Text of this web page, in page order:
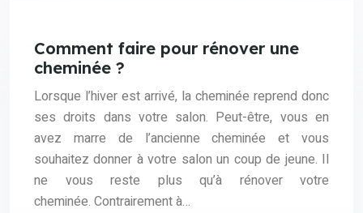
Comment faire pour rénover une
cheminée ?
Lorsque l’hiver est arrivé, la cheminée reprend donc
ses droits dans votre salon. Peut-être, vous en
avez marre de l’ancienne cheminée et vous
souhaitez donner à votre salon un coup de jeune. Il
ne vous reste plus qu’à rénover votre
cheminée. Contrairement à…